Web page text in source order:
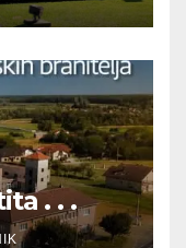
. . .